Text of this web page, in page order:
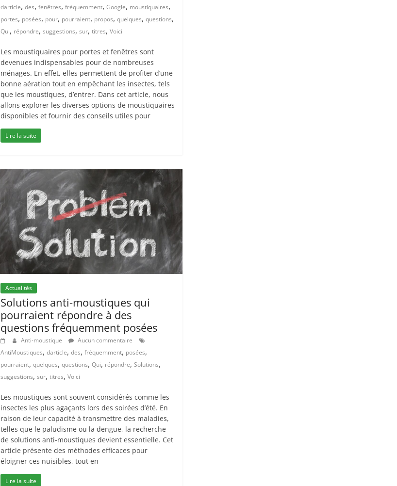
darticle,des,fenêtres,fréquemment,Google, moustiquaires,
portes, posées, pour, pourraient, propos,quelques,questions,
Qui, répondre,suggestions,sur,titres,Voici
Les moustiquaires pour portes et fenêtres sont
devenues indispensables pour de nombreuses
ménages. En effet, elles permettent de profiter d’une
bonne aération tout en empêchant les insectes, tels
que les moustiques, d’entrer. Dans cet article, nous
allons explorer les diverses options de moustiquaires
disponibles et fournir des conseils utiles pour
Lire la suite
Actualités
Solutions anti-moustiques qui
pourraient répondre à des
questions fréquemment posées
Anti-moustique
Aucun commentaire
AntiMoustiques,darticle,des,fréquemment, posées,
pourraient,quelques,questions,Qui, répondre,Solutions,
suggestions,sur,titres,Voici
Les moustiques sont souvent considérés comme les
insectes les plus agaçants lors des soirées d’été. En
raison de leur capacité à transmettre des maladies,
telles que le paludisme ou la dengue, la recherche
de solutions anti-moustiques devient essentielle. Cet
article présente des méthodes efficaces pour
éloigner ces nuisibles, tout en
Lire la suite